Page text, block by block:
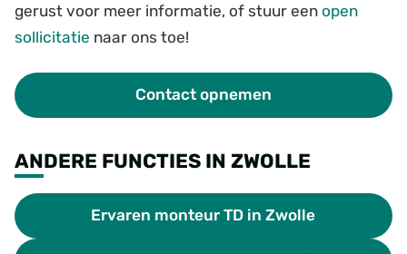
gerust voor meer informatie, of stuur een open
sollicitatie naar ons toe!
Contact opnemen
ANDERE FUNCTIES IN ZWOLLE
Ervaren monteur TD in Zwolle